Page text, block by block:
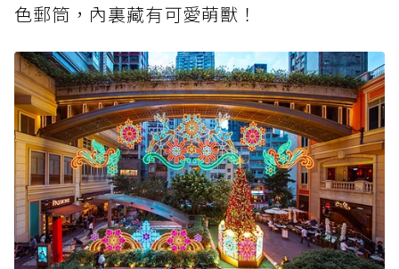
色郵筒，內裏藏有可愛萌獸！